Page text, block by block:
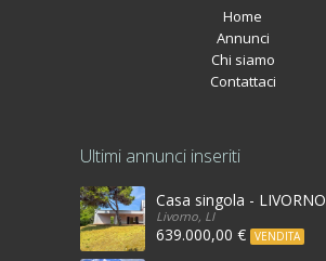
Home
Annunci
Chi siamo
Contattaci
Ultimi annunci inseriti
Casa singola - LIVORNO
Livorno, LI
639.000,00 € VENDITA